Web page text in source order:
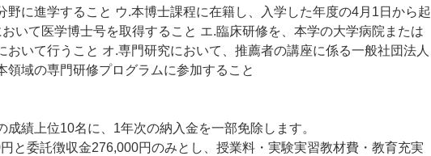
野に進学すること ウ.本博士課程に在籍し、入学した年度の4月1日から起
いて医学博士号を取得すること エ.臨床研修を、本学の大学病院または
おいて行うこと オ.専門研究において、推薦者の講座に係る一般社団法人
領域の専門研修プログラムに参加すること
成績上位10名に、1年次の納入金を一部免除します。
と委託徴収金276,000円のみとし、授業料・実験実習教材費・教育充実